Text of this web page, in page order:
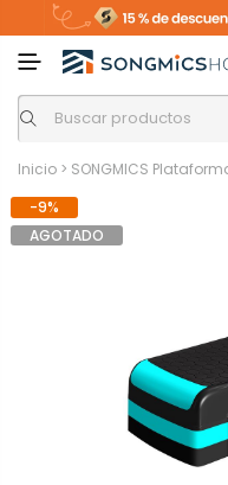
Inicio > SONGMICS
-9%
AGOTADO